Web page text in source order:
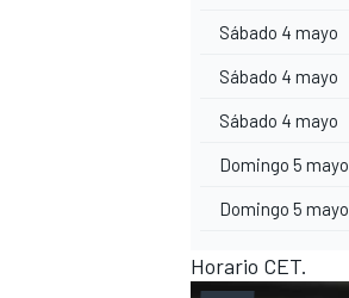
Sábado 4 mayo
Sábado 4 mayo
Sábado 4 mayo
Domingo 5 mayo
Domingo 5 mayo
Horario CET.